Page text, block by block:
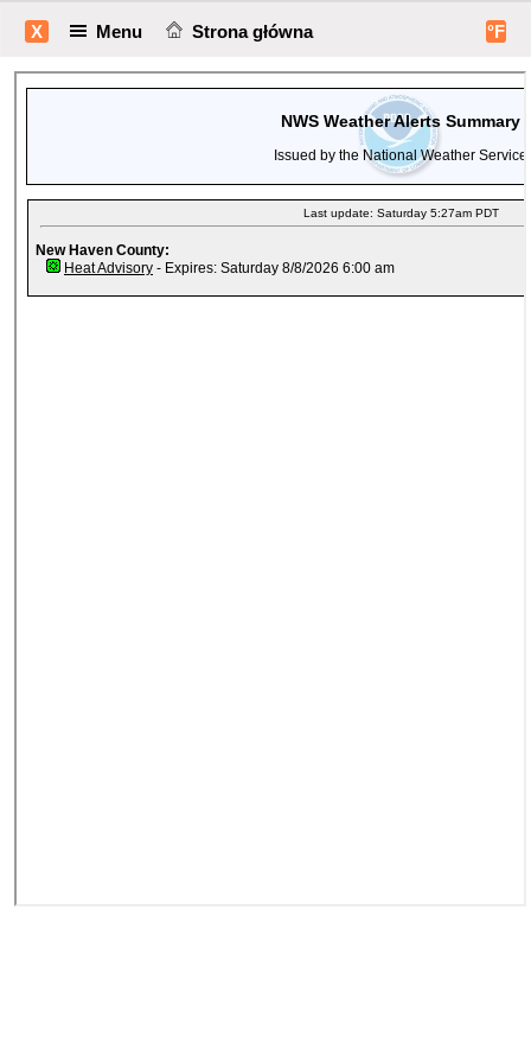
X Menu Strona główna °F